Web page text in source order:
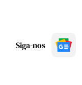
Siga-nos